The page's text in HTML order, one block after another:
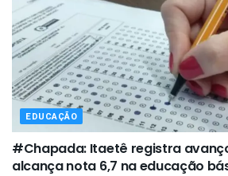
EDUCAÇÃO
#Chapada: Itaetê registra avanço
alcança nota 6,7 na educação